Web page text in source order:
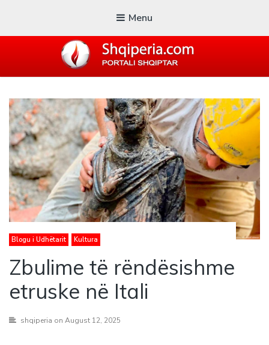
Menu
Blogu i ShqiperiaCom
Blogu i Udhëtarit Kultura
Zbulime të rëndësishme
etruske në Itali
shqiperia on August 12, 2025